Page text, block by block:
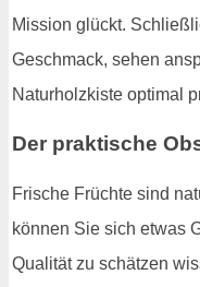
Mission glückt.
Geschmack, sehen
Naturholzkiste optimal
Der praktische
Frische Früchte sind
können Sie sich etwas
Qualität zu schätzen